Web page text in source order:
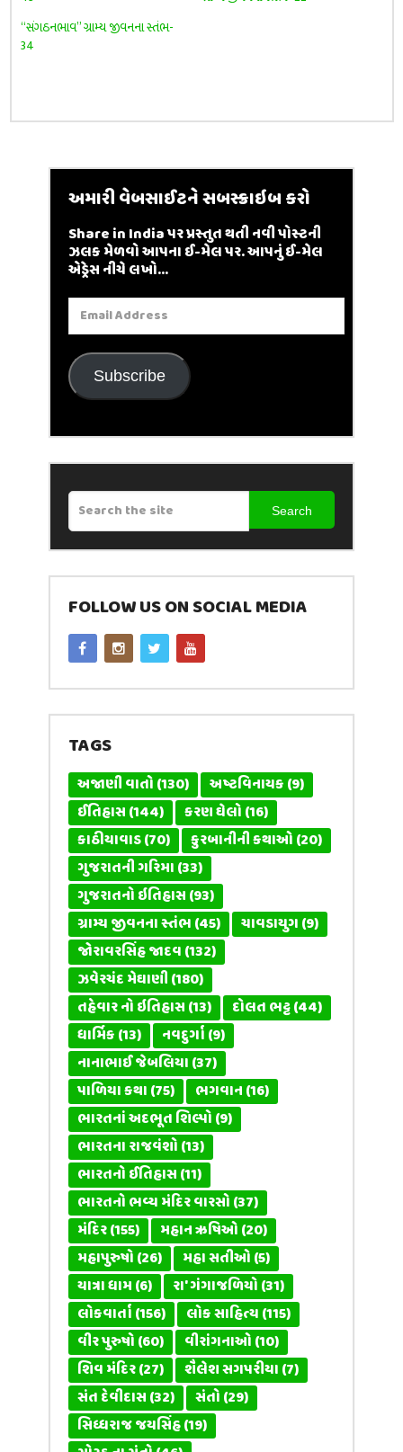
“સંગઠનભાવ” ગ્રામ્ય જીવનના સ્તંભ-
34
અમારી વેબસાઈટને સબસ્ક્રાઇબ કરો
Share in India પર પ્રસ્તુત થતી નવી પોસ્ટની
ઝલક મેળવો આપના ઈ-મેલ પર. આપનું ઈ-મેલ
એડ્રેસ નીચે લખો...
Email
Address
Subscribe
Search
FOLLOW US ON SOCIAL MEDIA
TAGS
અજાણી વાતો(130) અષ્ટવિનાયક(9)
ઈતિહાસ(144) કરણ ઘેલો(16)
કાઠીયાવાડ(70) કુરબાનીની કથાઓ(20)
ગુજરાતની ગરિમા(33)
ગુજરાતનો ઇતિહાસ(93)
ગ્રામ્ય જીવનના સ્તંભ(45) ચાવડાયુગ(9)
જોરાવરસિંહ જાદવ(132)
ઝવેરચંદ મેઘાણી(180)
તહેવાર નો ઇતિહાસ(13) દોલત ભટ્ટ(44)
ધાર્મિક(13) નવદુર્ગા(9)
નાનાભાઈ જેબલિયા(37)
પાળિયા કથા(75) ભગવાન(16)
ભારતનાં અદભૂત શિલ્પો(9)
ભારતના રાજવંશો(13)
ભારતનો ઈતિહાસ(11)
ભારતનો ભવ્ય મંદિર વારસો(37)
મંદિર(155) મહાન ઋષિઓ(20)
મહાપુરુષો(26) મહા સતીઓ(5)
યાત્રા ધામ(6) રા' ગંગાજળિયો(31)
લોકવાર્તા(156) લોક સાહિત્ય(115)
વીર પુરુષો(60) વીરાંગનાઓ(10)
શિવ મંદિર(27) શૈલેશ સગપરીયા(7)
સંત દેવીદાસ(32) સંતો(29)
સિધ્ધરાજ જયસિંહ(19)